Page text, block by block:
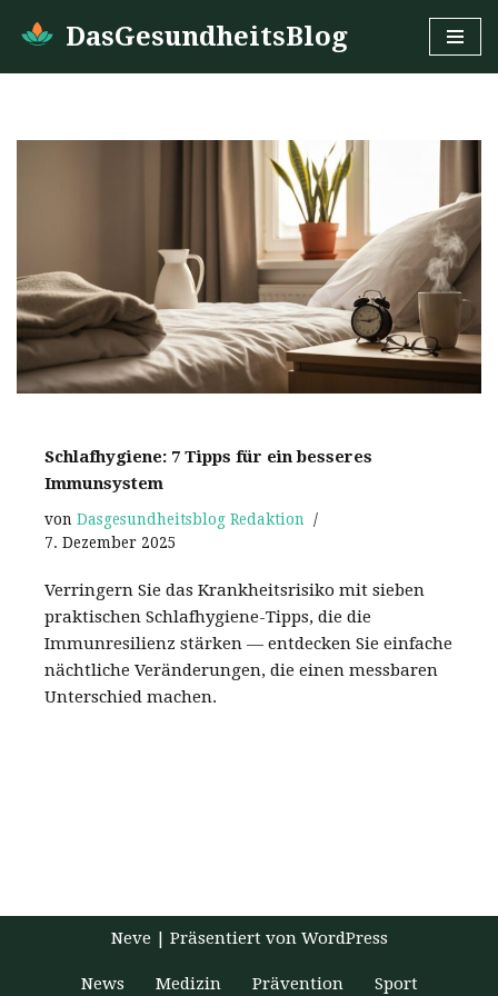
DasGesundheitsBlog
Schlafhygiene: 7 Tipps für ein besseres
Immunsystem
von Dasgesundheitsblog Redaktion
7. Dezember 2025
Verringern Sie das Krankheitsrisiko mit sieben
praktischen Schlafhygiene-Tipps, die die
Immunresilienz stärken — entdecken Sie einfache
nächtliche Veränderungen, die einen messbaren
Unterschied machen.
Neve | Präsentiert von WordPress
News Medizin Prävention Sport